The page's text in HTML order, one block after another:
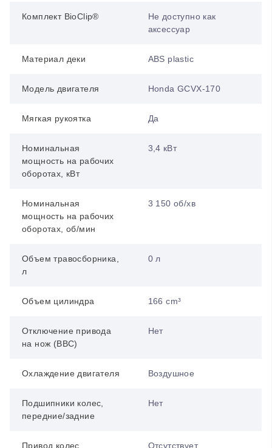
Комплект BioClip®
Не доступно как
аксессуар
Материал деки ABS plastic
Модель двигателя Honda GCVX-170
Мягкая рукоятка Да
Номинальная
мощность на рабочих
оборотах, кВт
3,4 кВт
Номинальная
мощность на рабочих
оборотах, об/мин
3 150 об/хв
Объем травосборника,
л
0 л
Объем цилиндра 166 cm³
Отключение привода
на нож (BBC)
Нет
Охлаждение двигателя Воздушное
Подшипники колес,
передние/задние
Нет
Привод колес Отсутствует